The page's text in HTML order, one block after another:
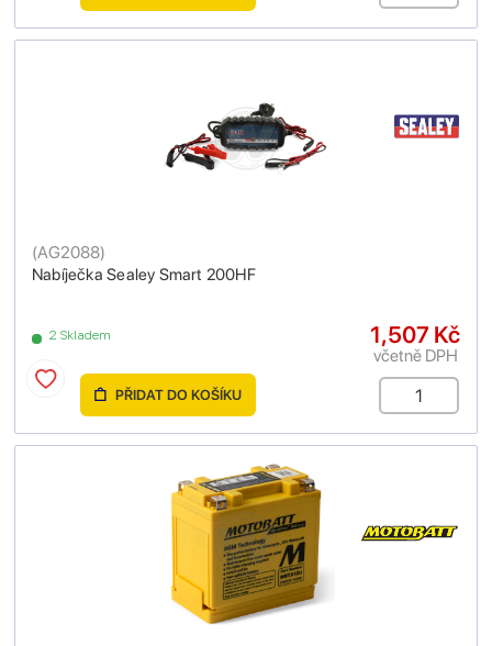
Nabíječka Sealey Smart 200HF
(AG2088)
2 Skladem 1,507 Kč
včetně DPH
PŘIDAT DO KOŠÍKU